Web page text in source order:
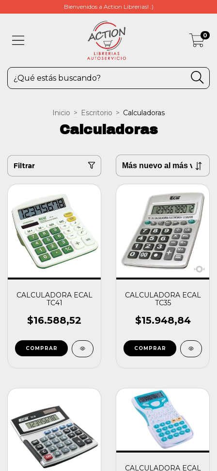
Bienvenidos a Action Librerias! :)
0
Inicio > Escritorio > Calculadoras
Calculadoras
Filtrar
CALCULADORA ECAL
TC41
$16.588,52
CALCULADORA ECAL
TC35
$15.948,84
CALCULADORA ECAL